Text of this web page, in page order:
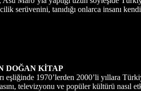
serüvenini, tanıdığı onlarca insanı
DOĞAN KİTAP
eşliğinde 1970’lerden 2000’li yıllara
televizyonu ve popüler kültürü nasıl